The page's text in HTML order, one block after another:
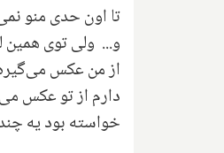
تا اون حدی منو
و... ولی توی
از من عکس
دارم از تو عکس
خواسته بود یه